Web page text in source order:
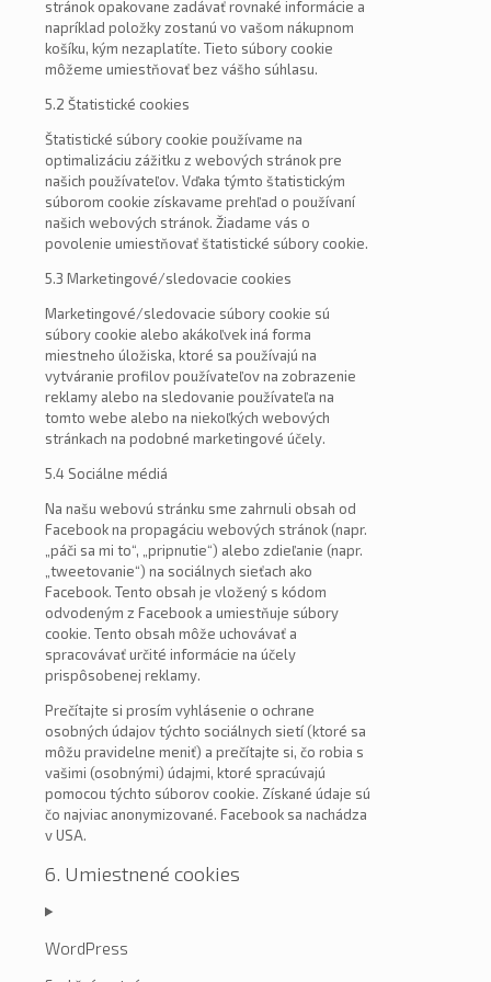
stránok opakovane zadávať rovnaké informácie a
napríklad položky zostanú vo vašom nákupnom
košíku, kým nezaplatíte. Tieto súbory cookie
môžeme umiestňovať bez vášho súhlasu.
5.2 Štatistické cookies
Štatistické súbory cookie používame na
optimalizáciu zážitku z webových stránok pre
našich používateľov. Vďaka týmto štatistickým
súborom cookie získavame prehľad o používaní
našich webových stránok. Žiadame vás o
povolenie umiestňovať štatistické súbory cookie.
5.3 Marketingové/sledovacie cookies
Marketingové/sledovacie súbory cookie sú
súbory cookie alebo akákoľvek iná forma
miestneho úložiska, ktoré sa používajú na
vytváranie profilov používateľov na zobrazenie
reklamy alebo na sledovanie používateľa na
tomto webe alebo na niekoľkých webových
stránkach na podobné marketingové účely.
5.4 Sociálne médiá
Na našu webovú stránku sme zahrnuli obsah od
Facebook na propagáciu webových stránok (napr.
„páči sa mi to“, „pripnutie“) alebo zdieľanie (napr.
„tweetovanie“) na sociálnych sieťach ako
Facebook. Tento obsah je vložený s kódom
odvodeným z Facebook a umiestňuje súbory
cookie. Tento obsah môže uchovávať a
spracovávať určité informácie na účely
prispôsobenej reklamy.
Prečítajte si prosím vyhlásenie o ochrane
osobných údajov týchto sociálnych sietí (ktoré sa
môžu pravidelne meniť) a prečítajte si, čo robia s
vašimi (osobnými) údajmi, ktoré spracúvajú
pomocou týchto súborov cookie. Získané údaje sú
čo najviac anonymizované. Facebook sa nachádza
v USA.
6. Umiestnené cookies
WordPress